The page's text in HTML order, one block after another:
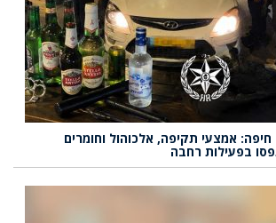
אמצעי תקיפה, אלכוהול וחומרים
בפעילות רחבה